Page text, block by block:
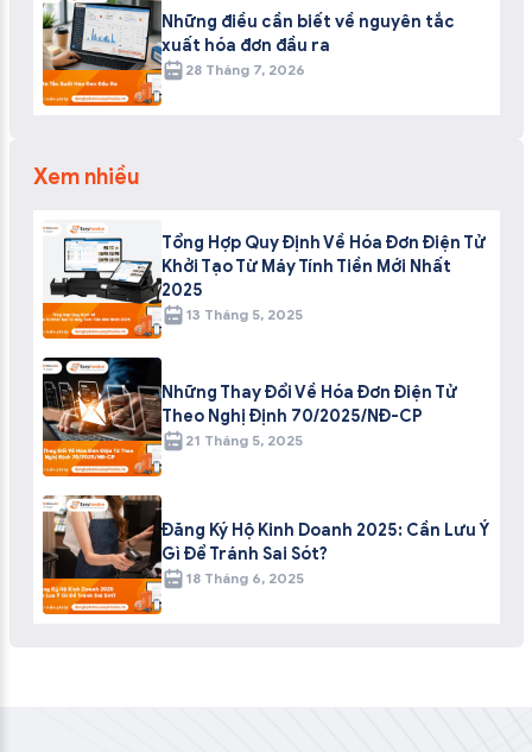
Những điều cần biết về nguyên tắc
xuất hóa đơn đầu ra
28 Tháng 7, 2026
Xem nhiều
Tổng Hợp Quy Định Về Hóa Đơn Điện Tử
Khởi Tạo Từ Máy Tính Tiền Mới Nhất
2025
13 Tháng 5, 2025
Những Thay Đổi Về Hóa Đơn Điện Tử
Theo Nghị Định 70/2025/NĐ-CP
21 Tháng 5, 2025
Đăng Ký Hộ Kinh Doanh 2025: Cần Lưu Ý
Gì Để Tránh Sai Sót?
18 Tháng 6, 2025